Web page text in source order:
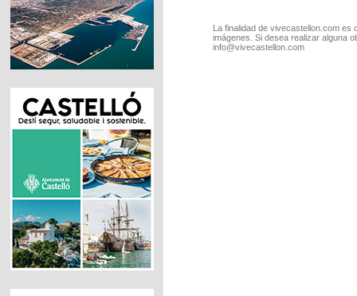
La finalidad de vivecastellon.com
imágenes. Si desea realizar alguna
info@vivecastellon.com